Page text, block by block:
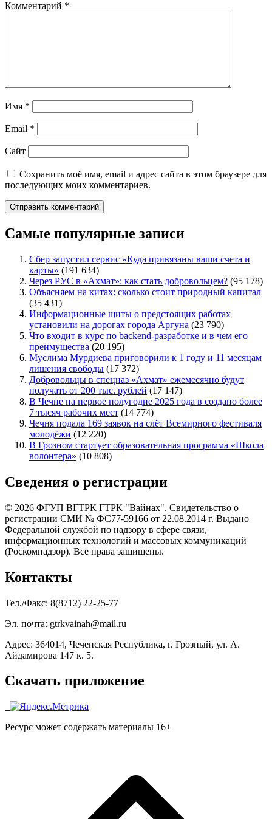
Комментарий *
Имя *
Email *
Сайт
Сохранить моё имя, email и адрес сайта в этом браузере для
последующих моих комментариев.
Самые популярные записи
Сбер запустил сервис «Куда привязаны ваши счета и
карты» (191 634)
Через РУС в «Ахмат»: как стать добровольцем? (95 178)
Объясняем на китах: сколько стоит природный капитал
(35 431)
Информационные щиты о предстоящих работах
установили на дорогах города Аргуна (23 790)
Что входит в курс по backend-разработке и в чем его
преимущества (20 195)
Муслима Мурдиева приговорили к 1 году и 11 месяцам
лишения свободы (17 372)
Добровольцы в спецназ «Ахмат» ежемесячно будут
получать от 200 тыс. рублей (17 147)
В Чечне на первое полугодие 2025 года в создано более
7 тысяч рабочих мест (14 774)
Чечня подала 169 заявок на слёт Всемирного фестиваля
молодёжи (12 220)
В Грозном стартует образовательная программа «Школа
волонтера» (10 808)
Сведения о регистрации
© 2026 ФГУП ВГТРК ГТРК "Вайнах". Свидетельство о
регистрации СМИ № ФС77-59166 от 22.08.2014 г. Выдано
Федеральной службой по надзору в сфере связи,
информационных технологий и массовых коммуникаций
(Роскомнадзор). Все права защищены.
Контакты
Тел./Факс: 8(8712) 22-25-77
Эл. почта: gtrkvainah@mail.ru
Адрес: 364014, Чеченская Республика, г. Грозный, ул. А.
Айдамирова 147 к. 5.
Скачать приложение
Ресурс может содержать материалы 16+